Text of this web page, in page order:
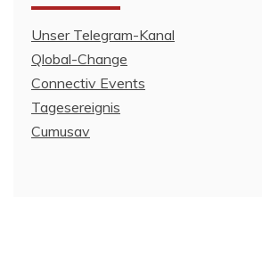
Unser Telegram-Kanal
Qlobal-Change
Connectiv Events
Tagesereignis
Cumusav